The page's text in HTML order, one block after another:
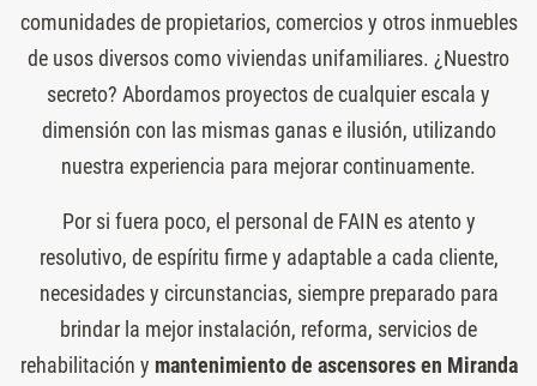
comunidades de propietarios, comercios y otros inmuebles
de usos diversos como viviendas unifamiliares. ¿Nuestro
secreto? Abordamos proyectos de cualquier escala y
dimensión con las mismas ganas e ilusión, utilizando
nuestra experiencia para mejorar continuamente.
Por si fuera poco, el personal de FAIN es atento y
resolutivo, de espíritu firme y adaptable a cada cliente,
necesidades y circunstancias, siempre preparado para
brindar la mejor instalación, reforma, servicios de
rehabilitación y mantenimiento de ascensores en Miranda